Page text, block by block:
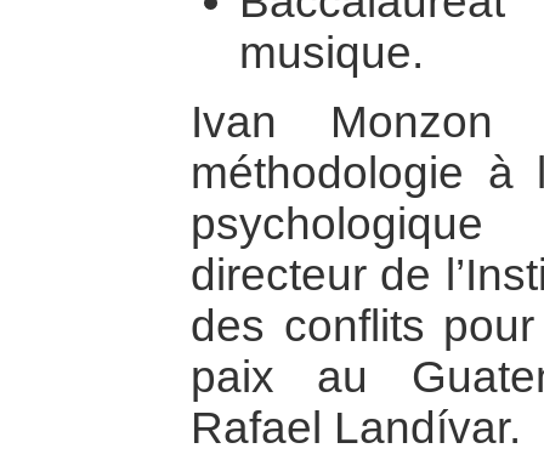
musique.
Ivan Monzon
méthodologie à
directeur de
des conflits
paix au
Rafael Landívar.